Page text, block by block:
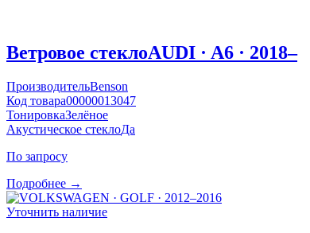
Ветровое стеклоAUDI · A6 · 2018–
ПроизводительBenson
Код товара00000013047
ТонировкаЗелёное
Акустическое стеклоДа
По запросу
Подробнее →
Уточнить наличие